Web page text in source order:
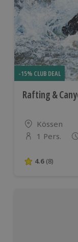
-15% CLUB DEAL
Rafting &
Standort
Kössen
Anzahl der
1 Pers.
4.6 von 5
4.6 (8)